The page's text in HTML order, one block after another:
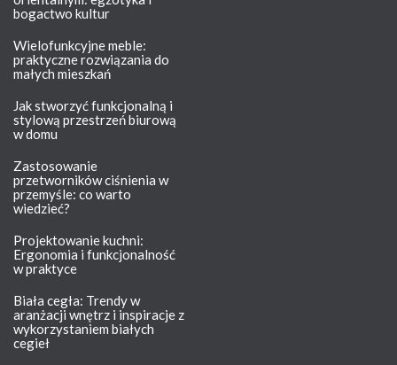
bogactwo kultur
Wielofunkcyjne meble:
praktyczne rozwiązania do
małych mieszkań
Jak stworzyć funkcjonalną i
stylową przestrzeń biurową
w domu
Zastosowanie
przetworników ciśnienia w
przemyśle: co warto
wiedzieć?
Projektowanie kuchni:
Ergonomia i funkcjonalność
w praktyce
Biała cegła: Trendy w
aranżacji wnętrz i inspiracje z
wykorzystaniem białych
cegieł